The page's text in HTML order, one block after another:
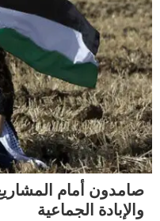
صامدون أمام
والإبادة الجماعية